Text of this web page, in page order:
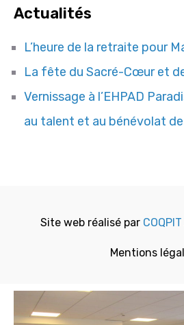
Actualités
L’heure de la retraite pour
La fête du Sacré-Cœur et
Vernissage à l’EHPAD
au talent et au bénévolat
Site web réalisé par
Mentions